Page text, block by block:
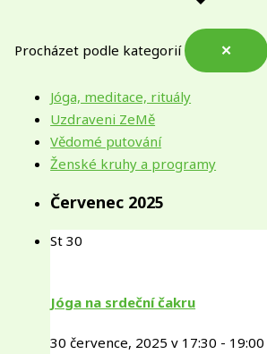
Procházet podle kategorií ✕
Jóga, meditace, rituály
Uzdraveni ZeMě
Vědomé putování
Ženské kruhy a programy
Červenec 2025
St30
Jóga na srdeční čakru
30 července, 2025 v 17:30 - 19:00